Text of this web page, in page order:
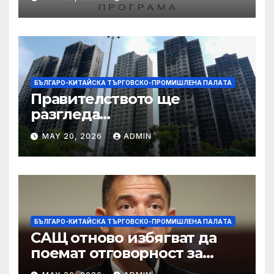
работниците с увреждания
БЪЛГАРО-КИТАЙСКА ТЪРГОВСКО-ПРОМИШЛЕНА ПАЛAТА
Правителството ще
разгледа
застрахователните
претенции на Wang Fuk
Court по план за обратно
изкупуване: Хоп
MAY 20, 2026 ADMIN
БЪЛГАРО-КИТАЙСКА ТЪРГОВСКО-ПРОМИШЛЕНА ПАЛAТА
САЩ отново избягват да
поемат отговорност за
нападението в училище в